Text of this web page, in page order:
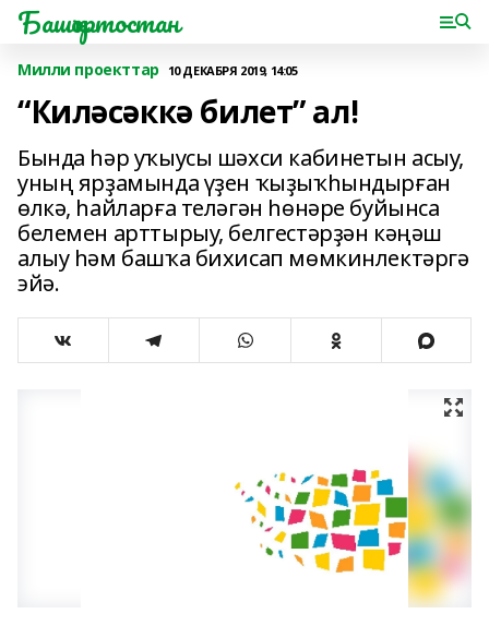
Башҡортостан
Милли проекттар 10 ДЕКАБРЯ 2019, 14:05
“Киләсәккә билет” ал!
Бында һәр уҡыусы шәхси кабинетын асыу,
уның ярҙамында үҙен ҡыҙыҡһындырған
өлкә, һайларға теләгән һөнәре буйынса
белемен арттырыу, белгестәрҙән кәңәш
алыу һәм башҡа бихисап мөмкинлектәргә
эйә.